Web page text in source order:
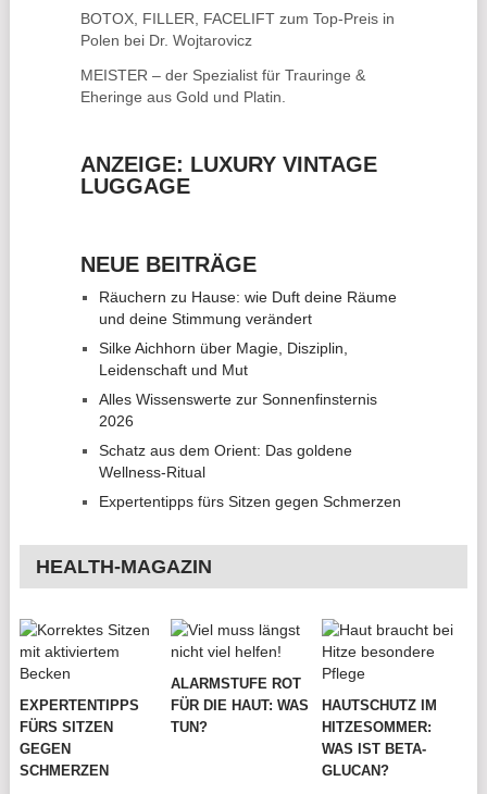
BOTOX, FILLER, FACELIFTzum Top-Preis in
Polen bei Dr. Wojtarovicz
MEISTER – der Spezialist für Trauringe &
Eheringe aus Gold und Platin.
ANZEIGE: LUXURY VINTAGE
LUGGAGE
NEUE BEITRÄGE
Räuchern zu Hause: wie Duft deine Räume
und deine Stimmung verändert
Silke Aichhorn über Magie, Disziplin,
Leidenschaft und Mut
Alles Wissenswerte zur Sonnenfinsternis
2026
Schatz aus dem Orient: Das goldene
Wellness-Ritual
Expertentipps fürs Sitzen gegen Schmerzen
HEALTH-MAGAZIN
EXPERTENTIPPS
FÜRS SITZEN
GEGEN
SCHMERZEN
ALARMSTUFE ROT
FÜR DIE HAUT: WAS
TUN?
HAUTSCHUTZ IM
HITZESOMMER:
WAS IST BETA-
GLUCAN?